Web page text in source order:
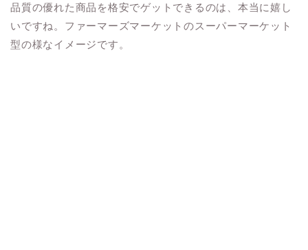
品質の優れた商品を格安でゲットできるのは、本当に嬉し
いですね。ファーマーズマーケットのスーパーマーケット
型の様なイメージです。